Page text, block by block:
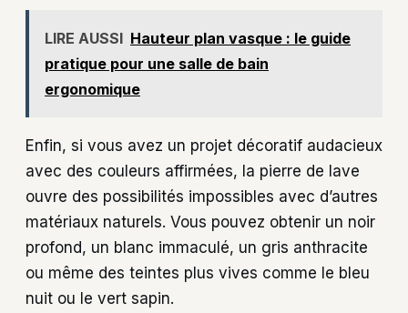
LIRE AUSSI Hauteur plan vasque : le guide
pratique pour une salle de bain
ergonomique
Enfin, si vous avez un projet décoratif audacieux
avec des couleurs affirmées, la pierre de lave
ouvre des possibilités impossibles avec d’autres
matériaux naturels. Vous pouvez obtenir un noir
profond, un blanc immaculé, un gris anthracite
ou même des teintes plus vives comme le bleu
nuit ou le vert sapin.